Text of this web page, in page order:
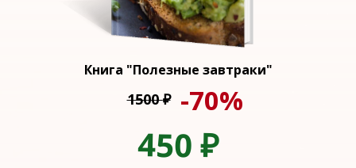
450₽
Книга "Полезные завтраки"
-70%
1500₽